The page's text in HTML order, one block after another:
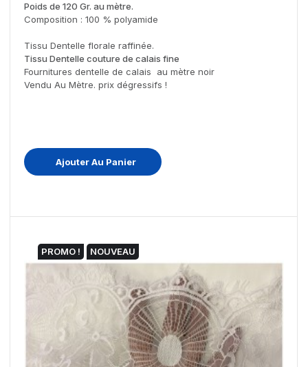
Poids de 120 Gr. au mètre.
Composition : 100 % polyamide
Tissu Dentelle florale raffinée.
Tissu Dentelle couture de calais fine
Fournitures dentelle de calais au mètre noir
Vendu Au Mètre. prix dégressifs !
Ajouter Au Panier
PROMO ! NOUVEAU